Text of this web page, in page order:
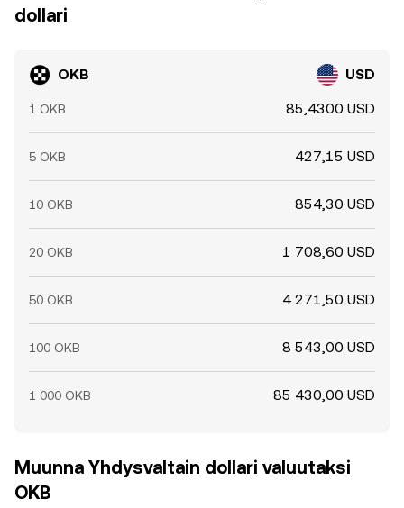
dollari
OKB USD
1 OKB 85,4300 USD
5 OKB 427,15 USD
10 OKB 854,30 USD
20 OKB 1 708,60 USD
50 OKB 4 271,50 USD
100 OKB 8 543,00 USD
1 000 OKB 85 430,00 USD
Muunna Yhdysvaltain dollari valuutaksi
OKB